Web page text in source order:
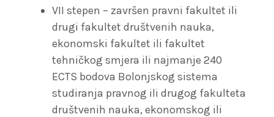
VII stepen – završen pravni fakultet ili
drugi fakultet društvenih nauka,
ekonomski fakultet ili fakultet
tehničkog smjera ili najmanje 240
ECTS bodova Bolonjskog sistema
studiranja pravnog ili drugog fakulteta
društvenih nauka, ekonomskog ili